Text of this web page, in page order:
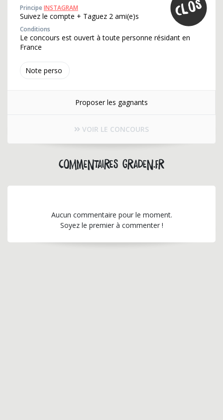
Note perso
PrincipeINSTAGRAM
Suivez le compte + Taguez 2 ami(e)s
Conditions
Le concours est ouvert à toute personne résidant en
France
Proposer les gagnants
VOIR LE CONCOURS
Commentaires graden.fr
Aucun commentaire pour le moment.
Soyez le premier à commenter !